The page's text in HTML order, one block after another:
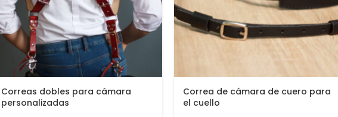
Correas dobles para cámara
personalizadas
Correa de cámara de cuero para
el cuello